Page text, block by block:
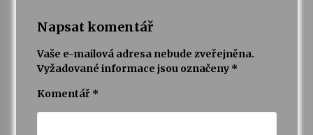
Napsat komentář
Vaše e-mailová adresa nebude zveřejněna.
Vyžadované informace jsou označeny *
Komentář *